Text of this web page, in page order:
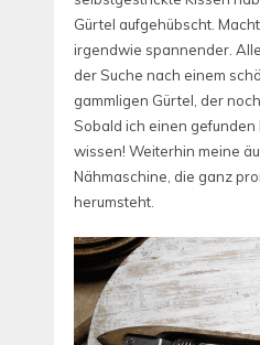
Gürtel aufgehübscht.
irgendwie spannender.
der Suche nach einem
gammligen Gürtel, der
Sobald ich einen gefunden
wissen! Weiterhin meine
Nähmaschine, die ganz
herumsteht.